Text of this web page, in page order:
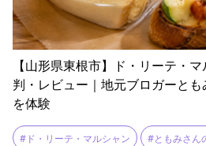
【山形県東根市】ド・リーテ・
判・レビュー｜地元ブロガーと
を体験
#ド・リーテ・マルシャン #ともみさん